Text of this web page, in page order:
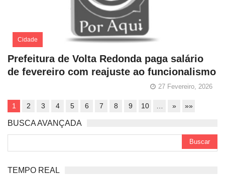
Cidade
Prefeitura de Volta Redonda paga salário
de fevereiro com reajuste ao funcionalismo
27 Fevereiro, 2026
1 2 3 4 5 6 7 8 9 10 » »»
BUSCA AVANÇADA
TEMPO REAL